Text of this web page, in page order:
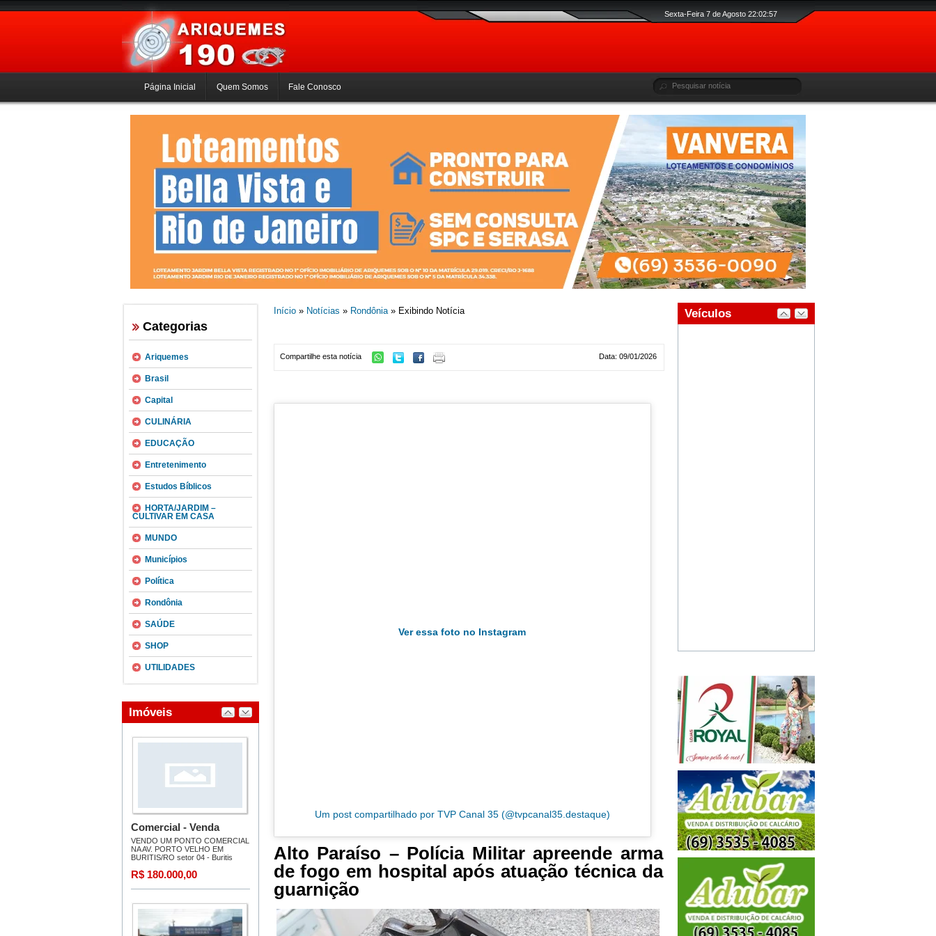
Sexta-Feira 7 de Agosto 22:02:58
Página Inicial Quem Somos Fale Conosco
Categorias
Ariquemes
Brasil
Capital
CULINÁRIA
EDUCAÇÃO
Entretenimento
Estudos Bíblicos
HORTA/JARDIM –
CULTIVAR EM CASA
MUNDO
Municípios
Política
Rondônia
SAÚDE
SHOP
UTILIDADES
Início» Notícias » Rondônia» Exibindo Notícia
Data: 09/01/2026
Compartilhe esta notícia
Ver essa foto no Instagram
Um post compartilhado por TVP Canal 35 (@tvpcanal35.destaque)
Alto Paraíso – Polícia Militar apreende arma
de fogo em hospital após atuação técnica da
guarnição